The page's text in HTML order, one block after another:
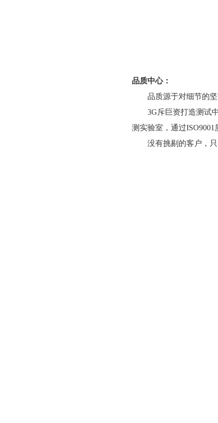
品质中心：
品质源于对细节的
3G斥巨资打造测试
测实验室，通过
没有挑剔的客户，